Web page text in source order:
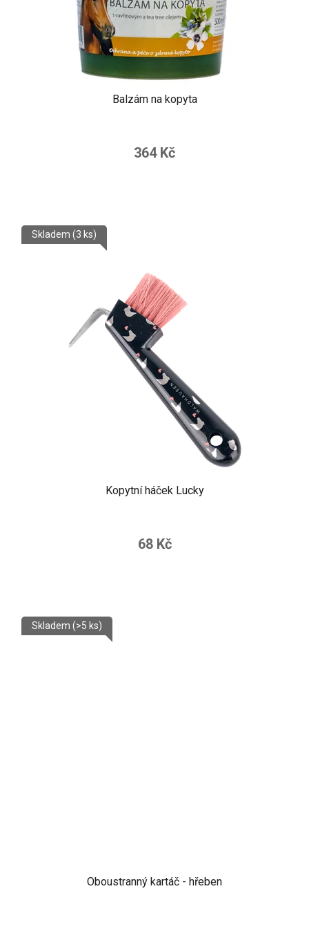
Balzám na kopyta
364 Kč
Kopytní háček Lucky
Skladem (3 ks)
68 Kč
Oboustranný kartáč - hřeben
Skladem (>5 ks)